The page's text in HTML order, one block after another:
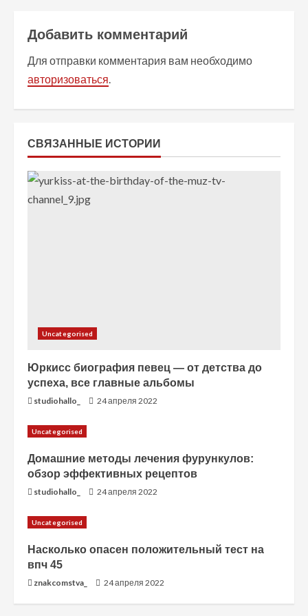
и
т
ь
т
е
н
Добавить комментарий
Для отправки комментария вам необходимо
авторизоваться.
СВЯЗАННЫЕ ИСТОРИИ
Uncategorised
Юркисс биография певец — от детства до
успеха, все главные альбомы
studiohallo_ 24 апреля 2022
Uncategorised
Домашние методы лечения фурункулов:
обзор эффективных рецептов
studiohallo_ 24 апреля 2022
Uncategorised
Насколько опасен положительный тест на
впч 45
znakcomstva_ 24 апреля 2022